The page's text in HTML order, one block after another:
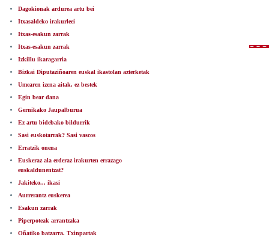
Dagokionak ardurea artu bei
Itxasaldeko irakurleei
Itxas-esakun zarrak
Itxas-esakun zarrak
Izkillu ikaragarria
Bizkai Diputaziñoaren euskal ikastolan azterketak
Umearen izena aitak, ez bestek
Egin bear dana
Gernikako Jaupalburua
Ez artu bidebako bildurrik
Sasi euskotarrak? Sasi vascos
Erratzik onena
Euskeraz ala erderaz irakurten errazago
euskaldunentzat?
Jakiteko... ikasi
Aurrerantz euskerea
Esakun zarrak
Piperpoteak arrantzaka
Oñatiko batzarra. Txinpartak